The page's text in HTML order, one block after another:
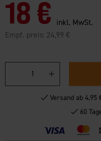
18 € inkl. MwSt.
Empf. preis: 24,99 €
Versand ab 4,95
60